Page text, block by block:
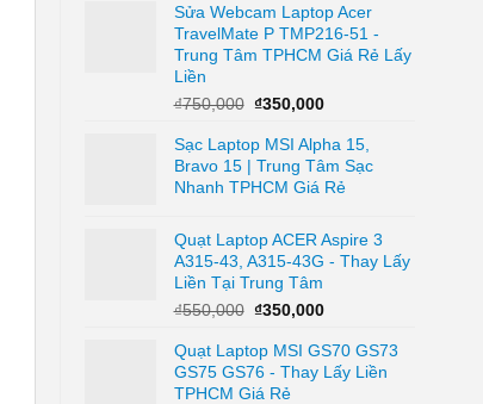
là:
₫450,000.
tại
là:
₫80,000.
Sửa Webcam Laptop Acer
TravelMate P TMP216-51 -
Trung Tâm TPHCM Giá Rẻ Lấy
Liền
₫750,000 Giá
là:
₫750,000.
₫350,000Giá
tại
là:
₫350,000.
Sạc Laptop MSI Alpha 15,
Bravo 15 | Trung Tâm Sạc
Nhanh TPHCM Giá Rẻ
Quạt Laptop ACER Aspire 3
A315-43, A315-43G - Thay Lấy
Liền Tại Trung Tâm
₫550,000 Giá
là:
₫550,000.
₫350,000Giá
tại
là:
Quạt Laptop MSI GS70 GS73
GS75 GS76 - Thay Lấy Liền
TPHCM Giá Rẻ